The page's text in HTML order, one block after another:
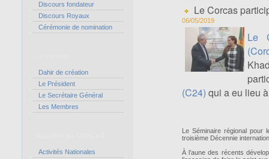
Discours fondateur
Discours Royaux
Cérémonie de nomination
Dahir de création
Le Président
Le Secrétaire Général
Les Membres
Activités Nationales
Le Corcas
06/05/2019
Le
(C24) qui a eu lieu
Le Séminaire régional
troisième Décennie
À l’aune des récents